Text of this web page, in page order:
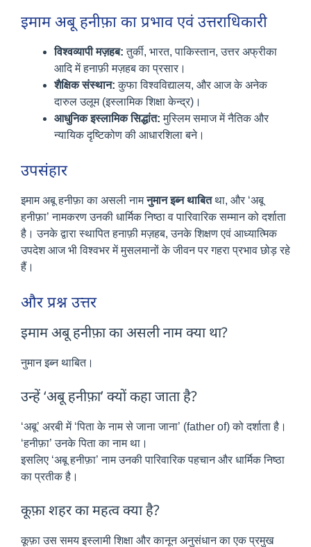
इमाम अबू हनीफ़ा का प्रभाव एवं उत्तराधिकारी
विश्वव्यापी मज़हब: तुर्की, भारत, पाकिस्तान, उत्तर अफ्रीका
आदि में हनाफ़ी मज़हब का प्रसार।
शैक्षिक संस्थान: कुफा विश्वविद्यालय, और आज के अनेक
दारुल उलूम (इस्लामिक शिक्षा केन्द्र)।
आधुनिक इस्लामिक सिद्धांत: मुस्लिम समाज में नैतिक और
न्यायिक दृष्टिकोण की आधारशिला बने।
उपसंहार
इमाम अबू हनीफ़ा का असली नामनुमान इब्न थाबितथा, और ‘अबू
हनीफ़ा’ नामकरण उनकी धार्मिक निष्ठा व पारिवारिक सम्मान को दर्शाता
है। उनके द्वारा स्थापित हनाफ़ी मज़हब, उनके शिक्षण एवं आध्यात्मिक
उपदेश आज भी विश्वभर में मुसलमानों के जीवन पर गहरा प्रभाव छोड़ रहे
हैं।
और प्रश्न उत्तर
इमाम अबू हनीफ़ा का असली नाम क्या था?
नुमान इब्न थाबित।
उन्हें ‘अबू हनीफ़ा’ क्यों कहा जाता है?
‘अबू’ अरबी में ‘पिता के नाम से जाना जाना’ (father of) को दर्शाता है।
‘हनीफ़ा’ उनके पिता का नाम था।
इसलिए ‘अबू हनीफ़ा’ नाम उनकी पारिवारिक पहचान और धार्मिक निष्ठा
का प्रतीक है।
कूफ़ा शहर का महत्व क्या है?
कूफ़ा उस समय इस्लामी शिक्षा और कानून अनुसंधान का एक प्रमुख